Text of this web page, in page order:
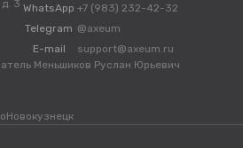
3 WhatsApp +7 (983) 232-42-32
Telegram @axeum
E-mail
support@axeum.ru
Меньшиков Руслан Юрьевич
Новокузнецк